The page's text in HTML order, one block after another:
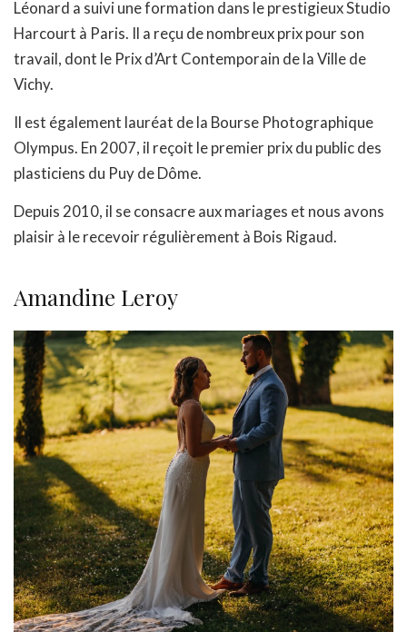
Léonard a suivi une formation dans le prestigieux Studio
Harcourt à Paris. Il a reçu de nombreux prix pour son
travail, dont le Prix d’Art Contemporain de la Ville de
Vichy.
Il est également lauréat de la Bourse Photographique
Olympus. En 2007, il reçoit le premier prix du public des
plasticiens du Puy de Dôme.
Depuis 2010, il se consacre aux mariages et nous avons
plaisir à le recevoir régulièrement à Bois Rigaud.
Amandine Leroy